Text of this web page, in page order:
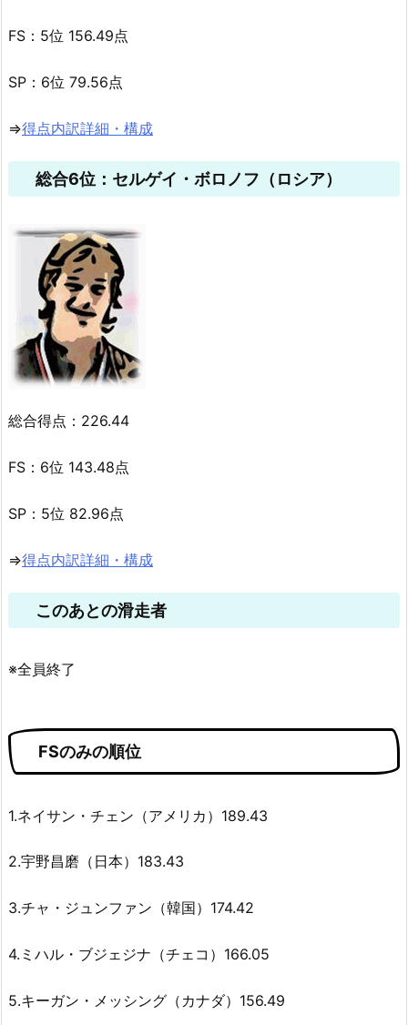
FS：5位 156.49点
SP：6位 79.56点
⇒得点内訳詳細・構成
総合6位：セルゲイ・ボロノフ（ロシア）
総合得点：226.44
FS：6位 143.48点
SP：5位 82.96点
⇒得点内訳詳細・構成
このあとの滑走者
※全員終了
FSのみの順位
1.ネイサン・チェン（アメリカ）189.43
2.宇野昌磨（日本）183.43
3.チャ・ジュンファン（韓国）174.42
4.ミハル・ブジェジナ（チェコ）166.05
5.キーガン・メッシング（カナダ）156.49